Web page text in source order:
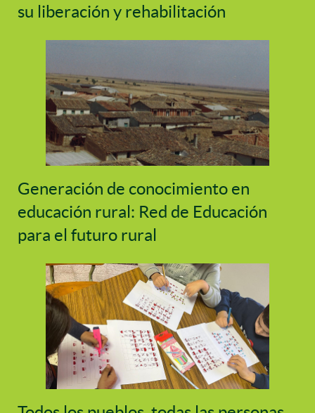
su liberación y rehabilitación
Generación de conocimiento en
educación rural: Red de Educación
para el futuro rural